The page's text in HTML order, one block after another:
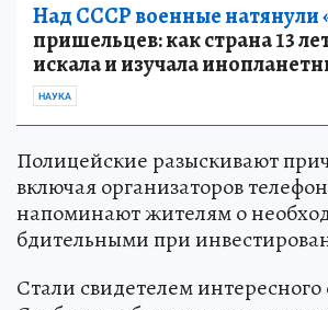
Над СССР военные натянули
пришельцев: как страна 13
искала и изучала
НАУКА
Полицейские разыскивают
включая организаторов
напоминают жителям о
бдительными при
Стали свидетелем интересного